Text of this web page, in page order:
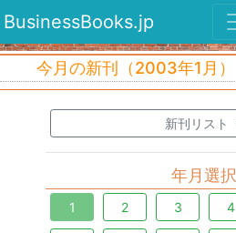
BusinessBooks.jp
今月の新刊（2003年1月）
新刊リスト
年月選択
1 2 3 4